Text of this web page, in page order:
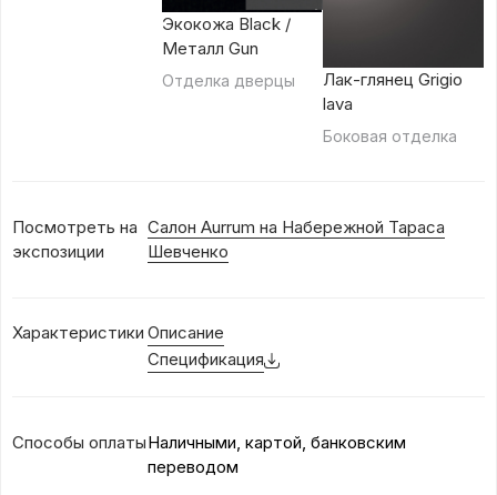
Экокожа Black /
Металл Gun
Отделка дверцы
Лак-глянец Grigio
lava
Боковая отделка
Посмотреть на
экспозиции
Салон Aurrum на Набережной Тараса
Шевченко
Характеристики Описание
Спецификация
Способы оплатыНаличными, картой, банковским
переводом